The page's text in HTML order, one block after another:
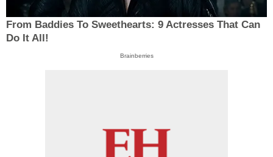
From Baddies To Sweethearts: 9 Actresses That Can
Do It All!
Brainberries